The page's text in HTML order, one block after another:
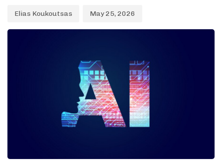
Elias Koukoutsas May 25, 2026